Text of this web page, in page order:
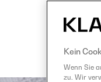
Kein
Wenn Sie
zu. Wir